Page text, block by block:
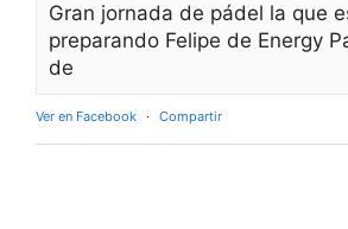
Gran jornada de pádel la que
preparando Felipe de Energy
de
Ver en Facebook · Compartir